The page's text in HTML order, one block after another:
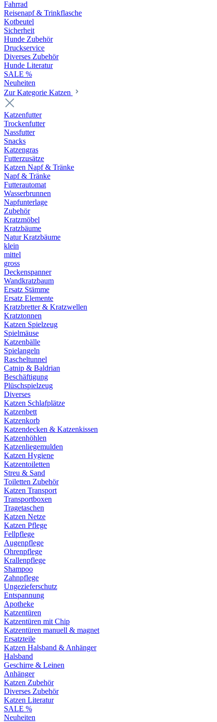
Fahrrad
Reisenapf & Trinkflasche
Kotbeutel
Sicherheit
Hunde Zubehör
Druckservice
Diverses Zubehör
Hunde Literatur
SALE %
Neuheiten
Zur Kategorie Katzen
Katzenfutter
Trockenfutter
Nassfutter
Snacks
Katzengras
Futterzusätze
Katzen Napf & Tränke
Napf & Tränke
Futterautomat
Wasserbrunnen
Napfunterlage
Zubehör
Kratzmöbel
Kratzbäume
Natur Kratzbäume
klein
mittel
gross
Deckenspanner
Wandkratzbaum
Ersatz Stämme
Ersatz Elemente
Kratzbretter & Kratzwellen
Kratztonnen
Katzen Spielzeug
Spielmäuse
Katzenbälle
Spielangeln
Rascheltunnel
Catnip & Baldrian
Beschäftigung
Plüschspielzeug
Diverses
Katzen Schlafplätze
Katzenbett
Katzenkorb
Katzendecken & Katzenkissen
Katzenhöhlen
Katzenliegemulden
Katzen Hygiene
Katzentoiletten
Streu & Sand
Toiletten Zubehör
Katzen Transport
Transportboxen
Tragetaschen
Katzen Netze
Katzen Pflege
Fellpflege
Augenpflege
Ohrenpflege
Krallenpflege
Shampoo
Zahnpflege
Ungezieferschutz
Entspannung
Apotheke
Katzentüren
Katzentüren mit Chip
Katzentüren manuell & magnet
Ersatzteile
Katzen Halsband & Anhänger
Halsband
Geschirre & Leinen
Anhänger
Katzen Zubehör
Diverses Zubehör
Katzen Literatur
SALE %
Neuheiten